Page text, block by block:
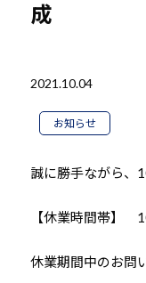
成
2021.10.04
お知らせ
誠に勝手ながら、
【休業時間帯】
休業期間中のお問